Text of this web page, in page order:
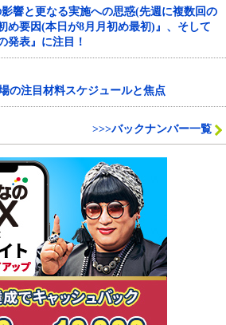
響と更なる実施への思惑(先週に複数回の
め要因(本日が8月月初め最初)』、そして
発表』に注目！
の注目材料スケジュールと焦点
>>>バックナンバー一覧